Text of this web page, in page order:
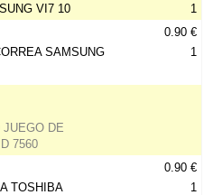
VI7 10
1
SAMSUNG
0.90 €
1
DE
7560
TOSHIBA
0.90 €
1